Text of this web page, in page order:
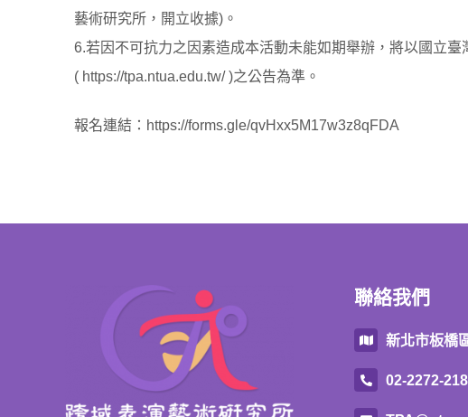
藝術研究所，開立收據)。
6.若因不可抗力之因素造成本活動未能如期舉辦，將以國立
( https://tpa.ntua.edu.tw/)之公告為準。
報名連結： https://forms.gle/qvHxx5M17w3z8qFDA
聯絡我們
新北市板橋
02-2272-